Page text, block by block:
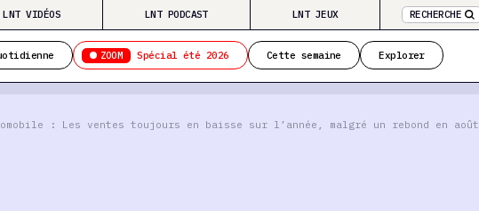
LNT VIDÉOS LNT PODCAST LNT JEUX RECHERCHE
ZOOM Spécial été 2026 Cette semaine Explorer
: Les ventes toujours en baisse sur l’année, malgré un rebond en août